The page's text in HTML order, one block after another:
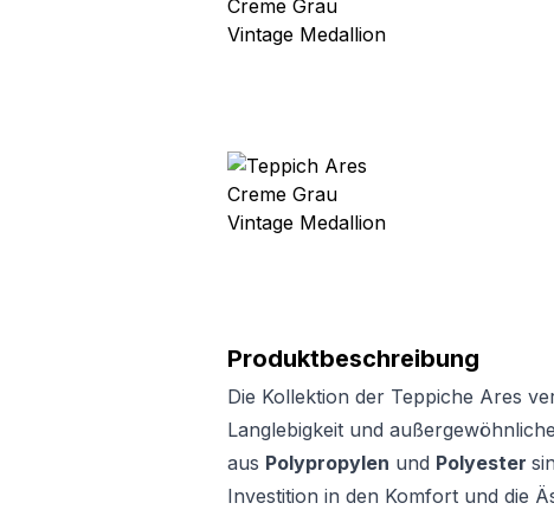
Produktbeschreibung
Die Kollektion der Teppiche Ares
Langlebigkeit und
aus Polypropylen und Polyester
Investition in den Komfort und die